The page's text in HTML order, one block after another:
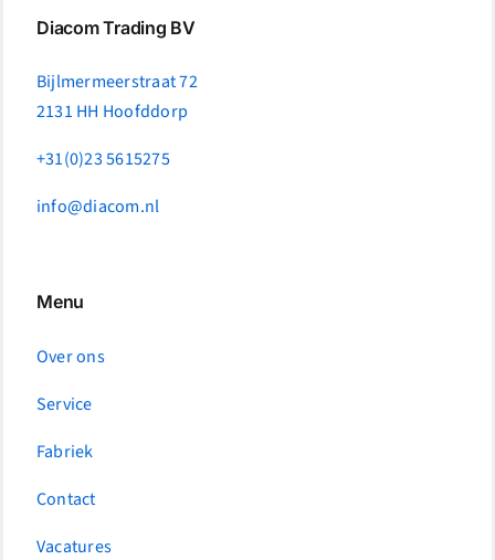
Diacom Trading BV
Bijlmermeerstraat 72
2131 HH Hoofddorp
+31(0)23 5615275
info@diacom.nl
Menu
Over ons
Service
Fabriek
Contact
Vacatures